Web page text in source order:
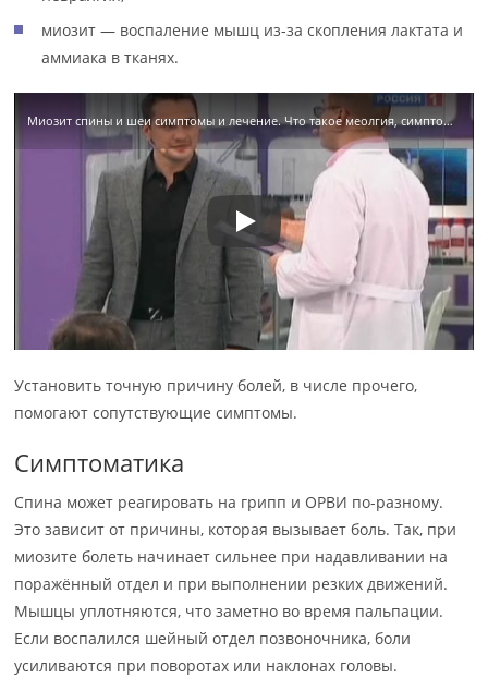
миозит — воспаление мышц из-за скопления лактата и
аммиака в тканях.
Миозит спины и шеи симптомы и лечение. Что такое меолгия, симптомы и лечение
Установить точную причину болей, в числе прочего,
помогают сопутствующие симптомы.
Симптоматика
Спина может реагировать на грипп и ОРВИ по-разному.
Это зависит от причины, которая вызывает боль. Так, при
миозите болеть начинает сильнее при надавливании на
поражённый отдел и при выполнении резких движений.
Мышцы уплотняются, что заметно во время пальпации.
Если воспалился шейный отдел позвоночника, боли
усиливаются при поворотах или наклонах головы.